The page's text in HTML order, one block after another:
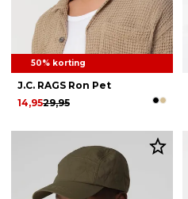
50% korting
J.C. RAGS Ron Pet
29,95
14,95